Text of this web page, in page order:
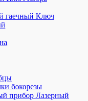
Ключ
бокорезы
Лазерный